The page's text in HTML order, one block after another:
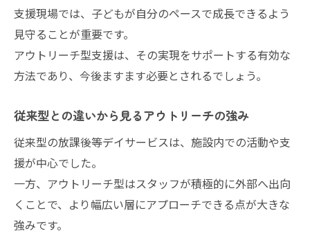
利用者満足度向上のためのアウトリーチ活
用術
現場で実践できるアウトリーチ支援の具体例集
リーチ例
訪問支援や巡回支援の活用実践ポイント
SNS活用で広げる放課後等デイサービス支
援
家庭に届けるアウトリーチ支援の実際
支援現場では、子どもが自分のペースで成長できるよう
見守ることが重要です。
アウトリーチ型支援は、その実現をサポートする有効な
方法であり、今後ますます必要とされるでしょう。
従来型との違いから見るアウトリーチの強み
従来型の放課後等デイサービスは、施設内での活動や支
援が中心でした。
一方、アウトリーチ型はスタッフが積極的に外部へ出向
くことで、より幅広い層にアプローチできる点が大きな
強みです。